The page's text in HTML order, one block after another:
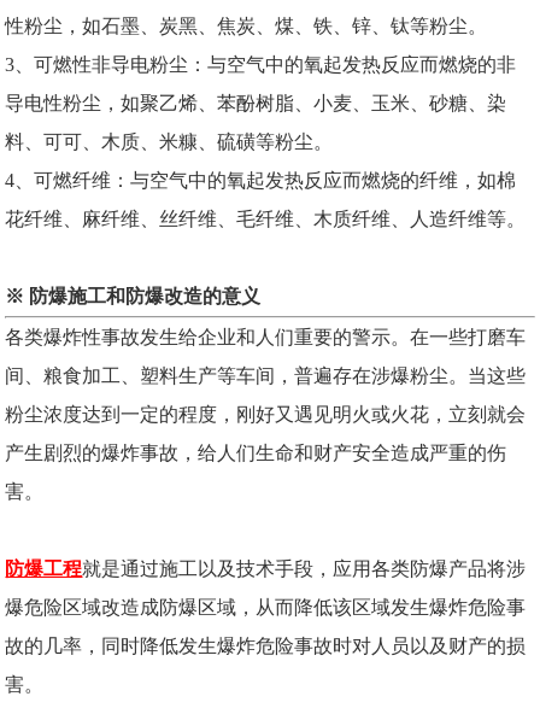
性粉尘，如石墨、炭黑、焦炭、煤、铁、锌、钛等粉尘。
3、可燃性非导电粉尘：与空气中的氧起发热反应而燃烧的非
导电性粉尘，如聚乙烯、苯酚树脂、小麦、玉米、砂糖、染
料、可可、木质、米糠、硫磺等粉尘。
4、可燃纤维：与空气中的氧起发热反应而燃烧的纤维，如棉
花纤维、麻纤维、丝纤维、毛纤维、木质纤维、人造纤维等。
※ 防爆施工和防爆改造的意义
各类爆炸性事故发生给企业和人们重要的警示。在一些打磨车
间、粮食加工、塑料生产等车间，普遍存在涉爆粉尘。当这些
粉尘浓度达到一定的程度，刚好又遇见明火或火花，立刻就会
产生剧烈的爆炸事故，给人们生命和财产安全造成严重的伤
害。
防爆工程就是通过施工以及技术手段，应用各类防爆产品将涉
爆危险区域改造成防爆区域，从而降低该区域发生爆炸危险事
故的几率，同时降低发生爆炸危险事故时对人员以及财产的损
害。